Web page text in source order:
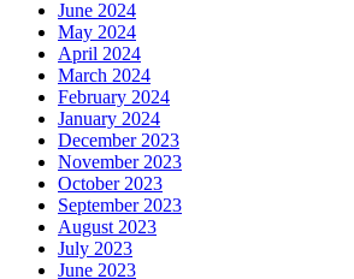
June 2024
May 2024
April 2024
March 2024
February 2024
January 2024
December 2023
November 2023
October 2023
September 2023
August 2023
July 2023
June 2023